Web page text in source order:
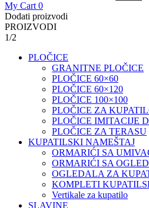
My Cart 0
Dodati proizvodi
PROIZVODI
1/2
PLOČICE
GRANITNE PLOČICE
PLOČICE 60×60
PLOČICE 60×120
PLOČICE 100×100
PLOČICE ZA
PLOČICE IMITACIJE
PLOČICE ZA TERASU
KUPATILSKI NAMEŠTAJ
ORMARIĆI SA
ORMARIĆI SA
OGLEDALA ZA
KOMPLETI
Vertikale za kupatilo
SLAVINE